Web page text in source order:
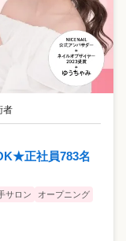
者
正社員783名
サロン
オープニング